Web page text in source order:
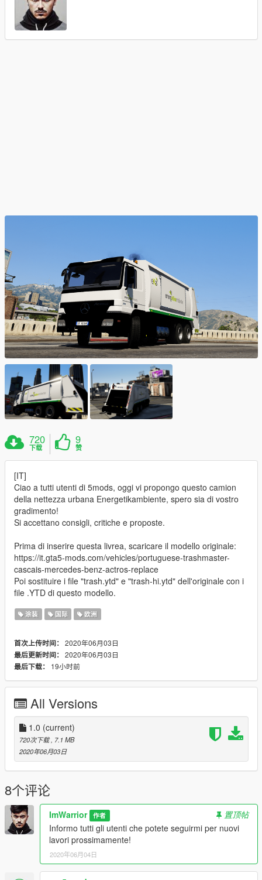
720
下载
9
赞
[IT]
Ciao a tutti utenti di 5mods, oggi vi propongo questo camion
della nettezza urbana Energetikambiente, spero sia di vostro
gradimento!
Si accettano consigli, critiche e proposte.
Prima di inserire questa livrea, scaricare il modello originale:
https://it.gta5-mods.com/vehicles/portuguese-trashmaster-
cascais-mercedes-benz-actros-replace
Poi sostituire i file "trash.ytd" e "trash-hi.ytd" dell'originale con i
file .YTD di questo modello.
涂装 国际 欧洲
首次上传时间： 2020年06月03日
最后更新时间： 2020年06月03日
最后下载：
19小时前
All Versions
1.0 (current)
720次下载 , 7.1 MB
2020年06月03日
8个评论
ImWarrior 作者
置顶帖
Informo tutti gli utenti che potete seguirmi per nuovi
lavori prossimamente!
2020年06月04日